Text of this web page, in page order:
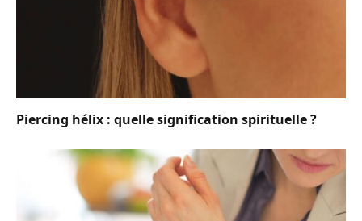
Piercing hélix : quelle signification spirituelle ?